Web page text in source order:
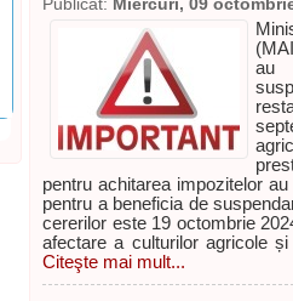
Publicat: Miercuri, 09
au
pentru achitarea impozitelor
pentru a beneficia de
cererilor este 19 octombrie
afectare a culturilor agricole
Citeşte mai mult...